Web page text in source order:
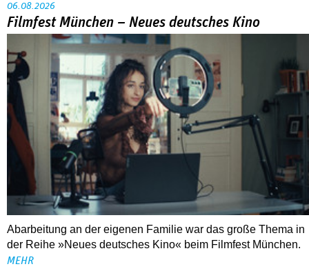
06.08.2026
Filmfest München – Neues deutsches Kino
Abarbeitung an der eigenen Familie war das große Thema in
der Reihe »Neues deutsches Kino« beim Filmfest München.
MEHR